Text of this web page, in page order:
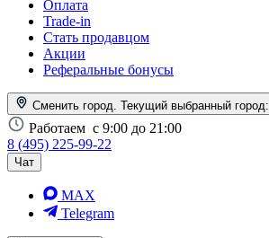
Оплата
Trade-in
Стать продавцом
Акции
Реферальные бонусы
Сменить город. Текущий выбранный город:
Работаем с 9:00 до 21:00
8 (495) 225-99-22
Чат
MAX
Telegram